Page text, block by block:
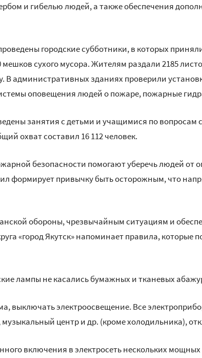
и гибелью людей, а также обеспечения
городские субботники, в которых
мешков сухого мусора. Жителям раздали 2185
В административных зданиях проверили
оповещения людей о пожаре, пожарные
занятия с детьми и учащимися по вопросам
охват составил 16 112 человек.
безопасности помогают уберечь людей от
формирует привычку быть осторожным, что
обороны, чрезвычайным ситуациям и
«город Якутск» напоминает правила, которые
лампы не касались бумажных и тканевых
выключать электроосвещение. Все
центр и др. (кроме холодильника),
включения в электросеть нескольких мощных